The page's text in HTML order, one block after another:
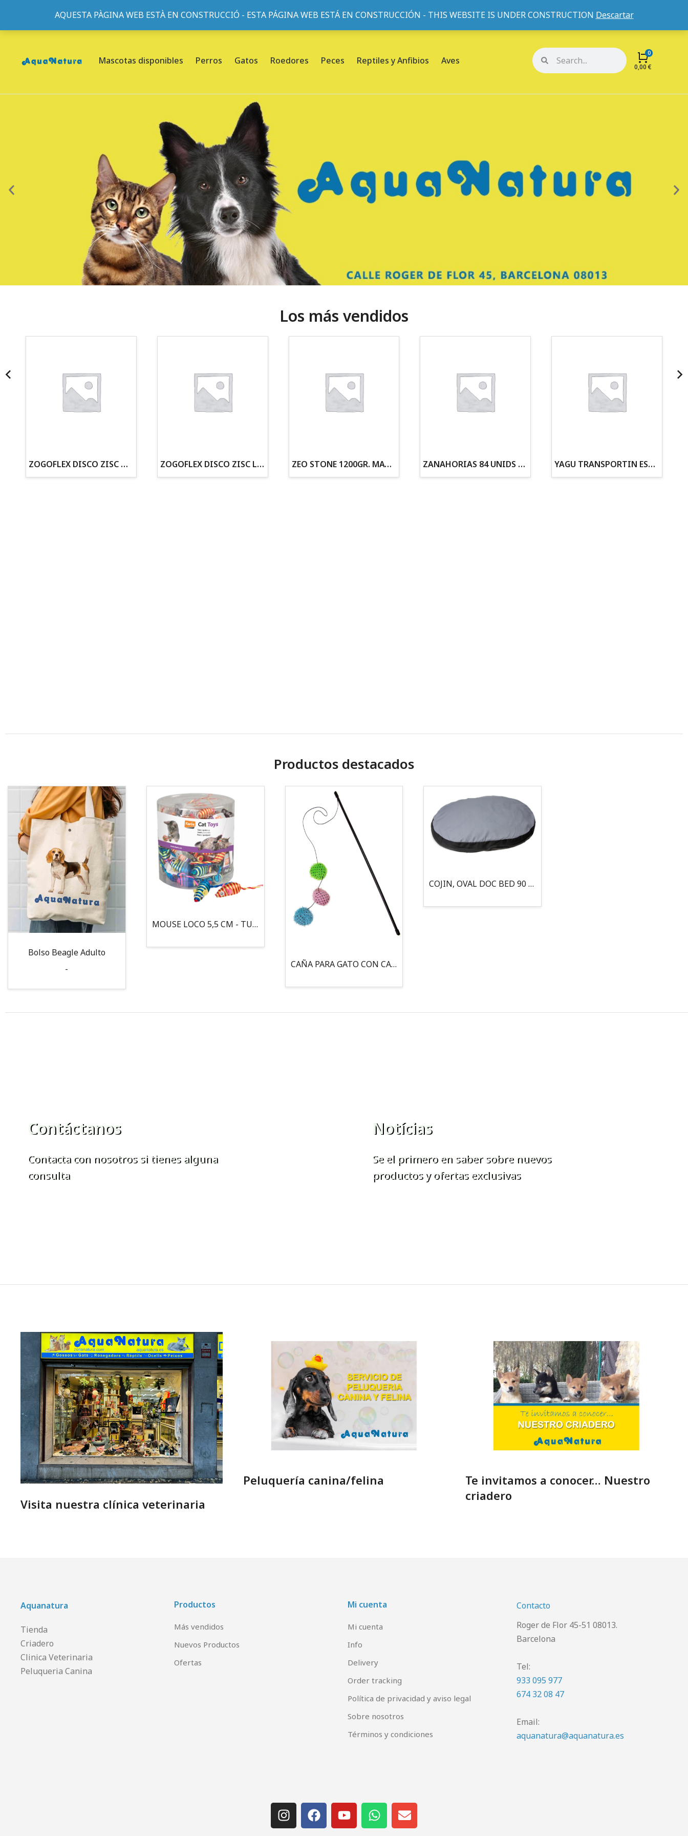
AQUESTA PÀGINA WEB ESTÀ EN CONSTRUCCIÓ - ESTA PÁGINA WEB ESTÁ EN CONSTRUCCIÓN - THIS WEBSITE IS UNDER CONSTRUCTION Descartar
933095977-933152057-933103463- C/ de Roger de Flor, 45, L'Eixample, 08013 Barcelona |Sobre nosotros Mi cuenta Mis pedidos
Mascotas disponibles Perros Gatos Roedores Peces Reptiles y Anfibios Aves
0,00€
¡Somos Aquanatura!
· Cachorros supervisados por equipo veterinario
· Asesoramiento profesional personalizado
Los más vendidos
ZOGOFLEX DISCO ZISC MINI (16CM) FLUORESCENTE ZOGOFLEX DISCO ZISC L (21.6CM) FLUORESCENTE ZEO STONE 1200GR. MATERIAL FILTRANTE ZANAHORIAS 84 UNIDS EN DISPLAY YAGU TRANSPORTIN ESPUMA CAMUFLAJE Nº1 36x30x28
Productos destacados
Bolso Beagle Adulto
-
MOUSE LOCO 5,5 CM - TUBO
CAÑA PARA GATO CON CASCABEL, 3 PELOTAS CON CATNIP
COJIN, OVAL DOC BED 90 X 66 X 10CM GRIS/NEGRO, 95°
Contáctanos
Contacta con nosotros si tienes alguna
consulta
Notícias
Se el primero en saber sobre nuevos
productos y ofertas exclusivas
Visita nuestra clínica veterinaria
Peluquería canina/felina
Te invitamos a conocer… Nuestro
criadero
Aquanatura
Tienda
Criadero
Clinica Veterinaria
Peluqueria Canina
Productos
Más vendidos
Nuevos Productos
Ofertas
Mi cuenta
Mi cuenta
Info
Delivery
Order tracking
Política de privacidad y aviso legal
Sobre nosotros
Términos y condiciones
Contacto
Roger de Flor 45-51 08013.
Barcelona
Tel:
933 095 977
674 32 08 47
Email:
aquanatura@aquanatura.es